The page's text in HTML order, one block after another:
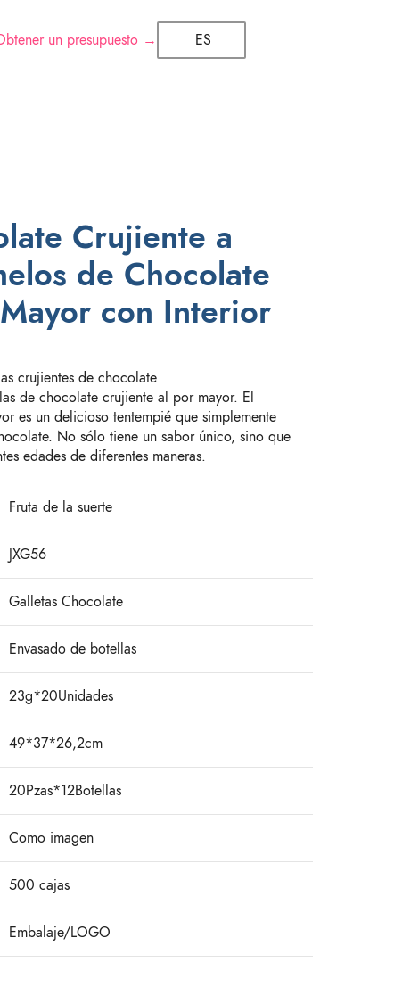
un presupuesto → ES
Crujiente a
de Chocolate
con Interior
crujientes de chocolate
de chocolate crujiente al por mayor. El
es un delicioso tentempié que simplemente
No sólo tiene un sabor único, sino que
edades de diferentes maneras.
Fruta de la suerte
JXG56
Galletas Chocolate
Envasado de botellas
23g*20Unidades
49*37*26,2cm
20Pzas*12Botellas
Como imagen
500 cajas
Embalaje/LOGO